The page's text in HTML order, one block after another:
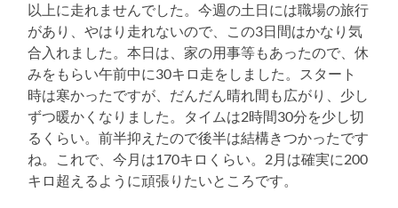
以上に走れませんでした。今週の土日には職場の旅行
があり、やはり走れないので、この3日間はかなり気
合入れました。本日は、家の用事等もあったので、休
みをもらい午前中に30キロ走をしました。スタート
時は寒かったですが、だんだん晴れ間も広がり、少し
ずつ暖かくなりました。タイムは2時間30分を少し切
るくらい。前半抑えたので後半は結構きつかったです
ね。これで、今月は170キロくらい。2月は確実に200
キロ超えるように頑張りたいところです。